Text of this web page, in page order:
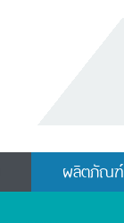
ผลิตภัณฑ์